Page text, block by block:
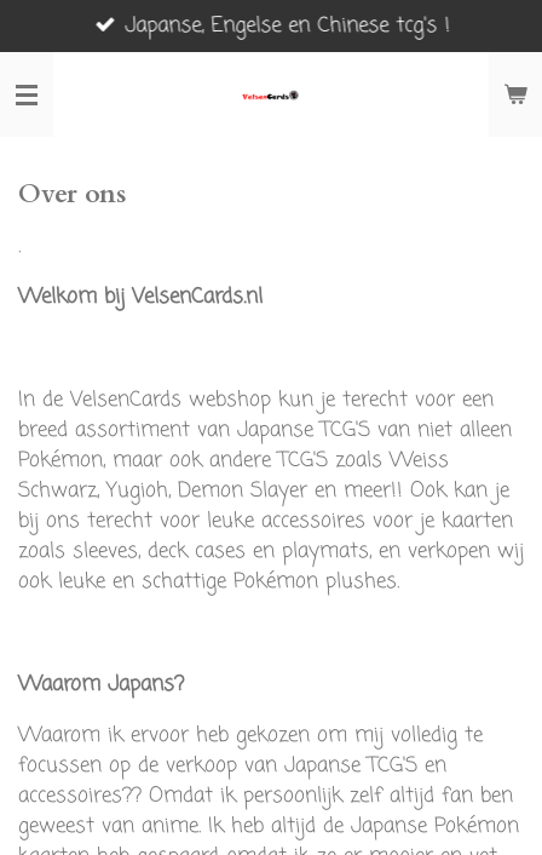
direct
naar
Japanse, Engelse en Chinese tcg's !
Over ons
.
Welkom bij VelsenCards.nl
In de VelsenCards webshop kun je terecht voor een
breed assortiment van Japanse TCG'S van niet alleen
Pokémon, maar ook andere TCG'S zoals Weiss
Schwarz, Yugioh, Demon Slayer en meer!! Ook kan je
bij ons terecht voor leuke accessoires voor je kaarten
zoals sleeves, deck cases en playmats, en verkopen wij
ook leuke en schattige Pokémon plushes.
Waarom Japans?
Waarom ik ervoor heb gekozen om mij volledig te
focussen op de verkoop van Japanse TCG'S en
accessoires?? Omdat ik persoonlijk zelf altijd fan ben
geweest van anime. Ik heb altijd de Japanse Pokémon